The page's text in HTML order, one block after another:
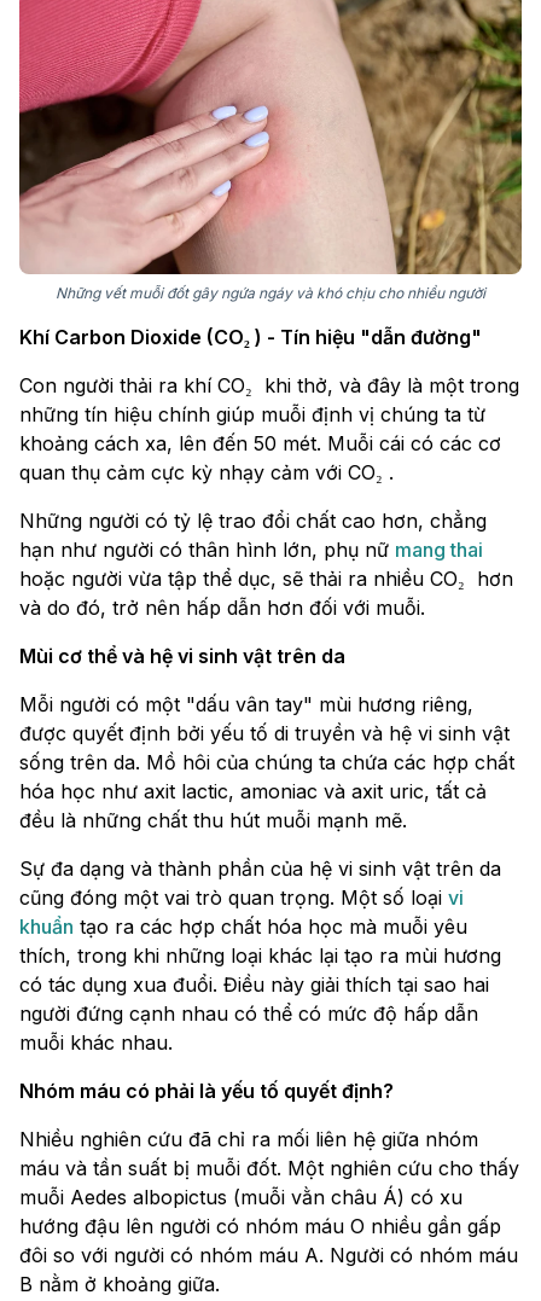
Những vết muỗi đốt gây ngứa ngáy và khó chịu cho nhiều người
Khí Carbon Dioxide (CO₂ ) - Tín hiệu "dẫn đường"
Con người thải ra khí CO₂ khi thở, và đây là một trong
những tín hiệu chính giúp muỗi định vị chúng ta từ
khoảng cách xa, lên đến 50 mét. Muỗi cái có các cơ
quan thụ cảm cực kỳ nhạy cảm với CO₂ .
Những người có tỷ lệ trao đổi chất cao hơn, chẳng
hạn như người có thân hình lớn, phụ nữ mang thai
hoặc người vừa tập thể dục, sẽ thải ra nhiều CO₂ hơn
và do đó, trở nên hấp dẫn hơn đối với muỗi.
Mùi cơ thể và hệ vi sinh vật trên da
Mỗi người có một "dấu vân tay" mùi hương riêng,
được quyết định bởi yếu tố di truyền và hệ vi sinh vật
sống trên da. Mồ hôi của chúng ta chứa các hợp chất
hóa học như axit lactic, amoniac và axit uric, tất cả
đều là những chất thu hút muỗi mạnh mẽ.
Sự đa dạng và thành phần của hệ vi sinh vật trên da
cũng đóng một vai trò quan trọng. Một số loại vi
khuẩn tạo ra các hợp chất hóa học mà muỗi yêu
thích, trong khi những loại khác lại tạo ra mùi hương
có tác dụng xua đuổi. Điều này giải thích tại sao hai
người đứng cạnh nhau có thể có mức độ hấp dẫn
muỗi khác nhau.
Nhóm máu có phải là yếu tố quyết định?
Nhiều nghiên cứu đã chỉ ra mối liên hệ giữa nhóm
máu và tần suất bị muỗi đốt. Một nghiên cứu cho thấy
muỗi Aedes albopictus (muỗi vằn châu Á) có xu
hướng đậu lên người có nhóm máu O nhiều gần gấp
đôi so với người có nhóm máu A. Người có nhóm máu
B nằm ở khoảng giữa.